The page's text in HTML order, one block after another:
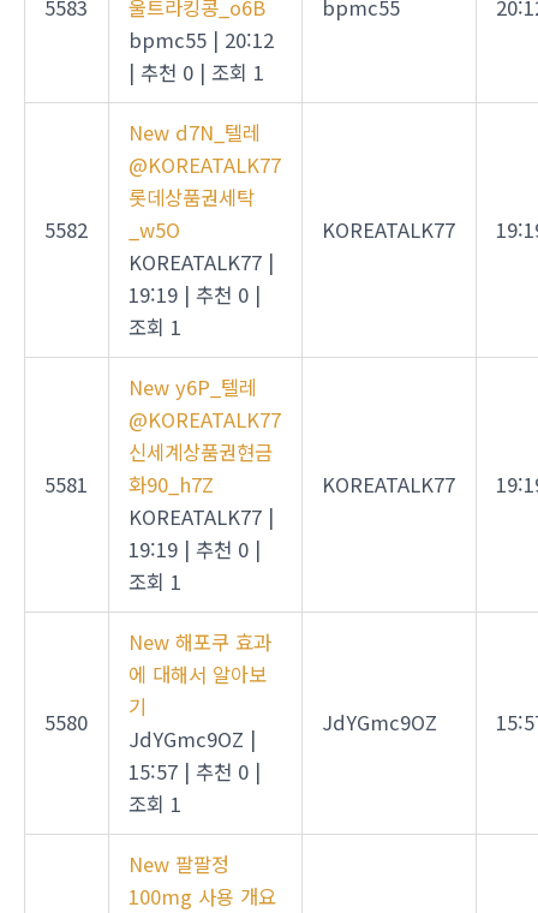
5583
울트라킹콩_o6B
bpmc55 | 20:12
| 추천 0 | 조회 1
bpmc55
5582
New d7N_텔레
@KOREATALK77
롯데상품권세탁
_w5O
KOREATALK77 |
19:19 | 추천 0 |
조회 1
KOREATALK77
5581
New y6P_텔레
@KOREATALK77
신세계상품권현금
화90_h7Z
KOREATALK77 |
19:19 | 추천 0 |
조회 1
KOREATALK77
5580
New 해포쿠 효과
에 대해서 알아보
기
JdYGmc9OZ |
15:57 | 추천 0 |
조회 1
JdYGmc9OZ
New 팔팔정
100mg 사용 개요